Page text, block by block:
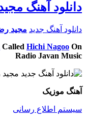
دانلود آهنگ
دانلود آهنگ جدید مجید
Called Hichi Nagoo On
Radio Javan Music
آهنگ موزیک
سیستم اطلاع رسانی